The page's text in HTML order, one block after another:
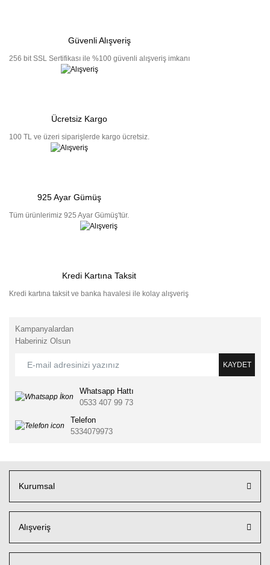
Güvenli Alışveriş
256 bit SSL Sertifikası ile %100 güvenli alışveriş imkanı
Ücretsiz Kargo
100 TL ve üzeri siparişlerde kargo ücretsiz.
925 Ayar Gümüş
Tüm ürünlerimiz 925 Ayar Gümüş'tür.
Kredi Kartına Taksit
Kredi kartına taksit ve banka havalesi ile kolay alışveriş
Kampanyalardan
Haberiniz Olsun
KAYDET
Whatsapp Hattı
0533 407 99 73
Telefon
5334079973
Kurumsal
Alışveriş